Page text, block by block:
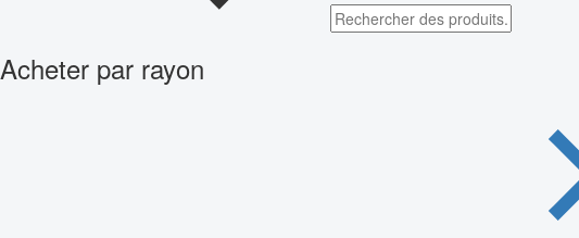
Acheter par rayon